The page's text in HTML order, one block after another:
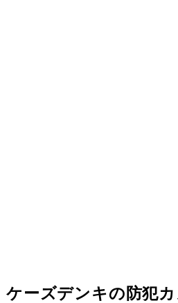
ケーズデンキの防犯